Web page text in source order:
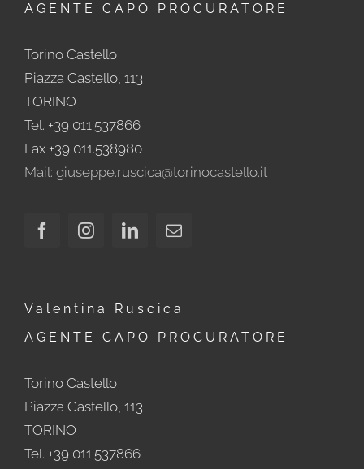
AGENTE CAPO PROCURATORE
Torino Castello
Piazza Castello, 113
TORINO
Tel. +39 011.537866
Fax +39 011.538980
Mail: giuseppe.ruscica@torinocastello.it
Valentina Ruscica
AGENTE CAPO PROCURATORE
Torino Castello
Piazza Castello, 113
TORINO
Tel. +39 011.537866